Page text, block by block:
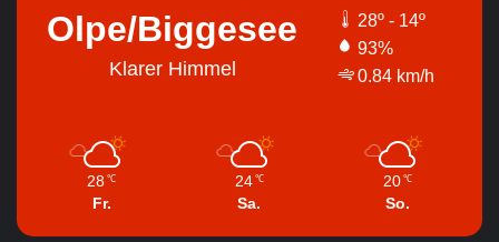
Olpe/Biggesee
Klarer Himmel
28º - 14º
93%
0.84 km/h
28 ℃
Fr.
24 ℃
Sa.
20 ℃
So.